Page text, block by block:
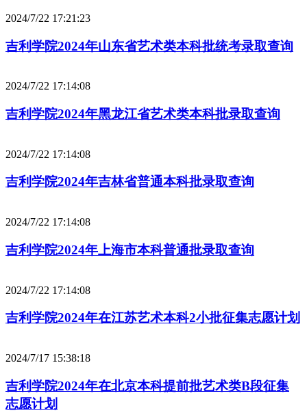
2024/7/22 17:21:23
吉利学院2024年山东省艺术类本科批统考录取查询
2024/7/22 17:14:08
吉利学院2024年黑龙江省艺术类本科批录取查询
2024/7/22 17:14:08
吉利学院2024年吉林省普通本科批录取查询
2024/7/22 17:14:08
吉利学院2024年上海市本科普通批录取查询
2024/7/22 17:14:08
吉利学院2024年在江苏艺术本科2小批征集志愿计划
2024/7/17 15:38:18
吉利学院2024年在北京本科提前批艺术类B段征集
志愿计划